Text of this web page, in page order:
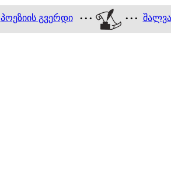
პოეზიის გვერდი • • • • • •